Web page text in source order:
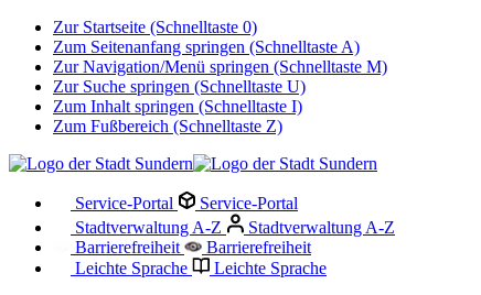
Zur Startseite (Schnelltaste 0)
Zum Seitenanfang springen (Schnelltaste A)
Zur Navigation/Menü springen (Schnelltaste M)
Zur Suche springen (Schnelltaste U)
Zum Inhalt springen (Schnelltaste I)
Zum Fußbereich (Schnelltaste Z)
Service-Portal
Service-Portal
Stadtverwaltung A-Z
Stadtverwaltung A-Z
Barrierefreiheit
Barrierefreiheit
Leichte Sprache
Leichte Sprache